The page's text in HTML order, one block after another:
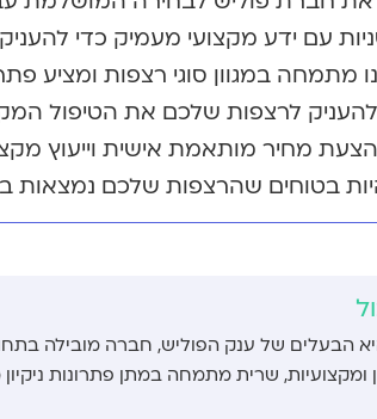
עם ידע מקצועי מעמיק כדי
מתמחה במגוון סוגי רצפות ומציע
לרצפות שלכם את הטיפול
מחיר מותאמת אישית וייעוץ
בטוחים שהרצפות שלכם נמצאות
הבעלים של ענק הפוליש, חברה מובילה
ומקצועיות, שרית מתמחה במתן פתרונות